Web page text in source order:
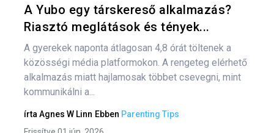
A Yubo egy társkereső alkalmazás?
Riasztó meglátások és tények...
A gyerekek naponta átlagosan 4,8 órát töltenek a
közösségi média platformokon. A rengeteg elérhető
alkalmazás miatt hajlamosak többet csevegni, mint
kommunikálni a...
írta Agnes W Linn Ebben Parenting Tips